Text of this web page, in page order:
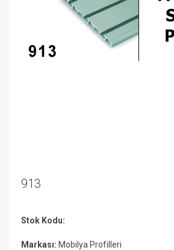
913
Stok Kodu:
Markası: Mobilya Profilleri